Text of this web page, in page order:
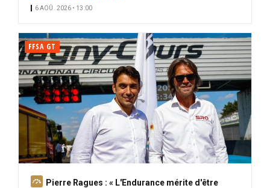
6 AOÛ. 2026 • 13:00
FFSA GT
APierre Ragues : « L'Endurance mérite d'être